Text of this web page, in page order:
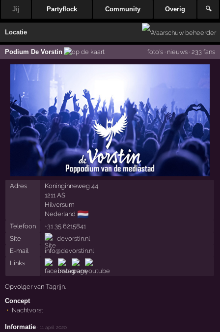
Jij Partyflock Community Overig 🔍
Locatie
Podium De Vorstin foto's· nieuws· 233 fans
Adres
Koninginneweg 44
1211 AS
Hilversum
Nederland 🇳🇱
Telefoon
+31 35 6215841
Site
devorstin.nl
E-mail
info@devorstin.nl
Links
Opvolger vanTagrijn
Concept
Nachtvorst
Informatie ·11 april 2020